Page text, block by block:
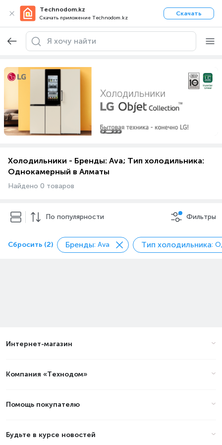
Technodom.kz
Скачать приложение Technodom.kz
Скачать
Холодильники - Бренды: Ava; Тип холодильника:
Однокамерный в Алматы
Найдено 0 товаров
По популярности Фильтры
Сбросить (2) Бренды: Ava Тип холодильника:
Интернет-магазин
Компания «Технодом»
Помощь покупателю
Будьте в курсе новостей